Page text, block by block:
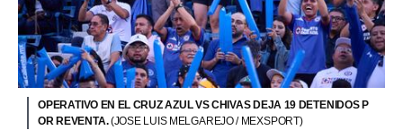
OPERATIVO EN EL CRUZ AZUL VS CHIVAS DEJA 19 DETENIDOS P
OR REVENTA.(JOSE LUIS MELGAREJO / MEXSPORT)